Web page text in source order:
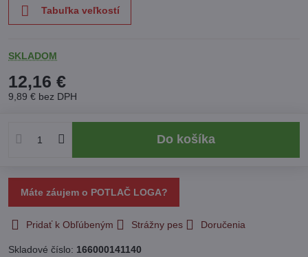
Tabuľka veľkostí
SKLADOM
12,16 €
9,89 € bez DPH
Do košíka
Máte záujem o POTLAČ LOGA?
Pridať k Obľúbeným Strážny pes Doručenia
Skladové číslo: 166000141140